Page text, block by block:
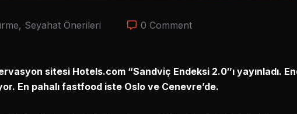
, Seyahat Önerileri 0 Comment
sitesi Hotels.com “Sandviç Endeksi 2.0″ı yayınladı.
En pahalı fastfood iste Oslo ve Cenevre’de.